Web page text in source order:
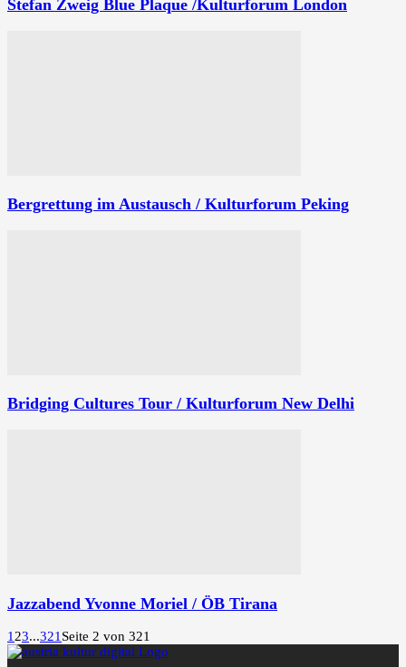
Stefan Zweig Blue Plaque /Kulturforum London
Bergrettung im Austausch / Kulturforum Peking
Bridging Cultures Tour / Kulturforum New Delhi
Jazzabend Yvonne Moriel / ÖB Tirana
1 23...321 Seite 2 von 321